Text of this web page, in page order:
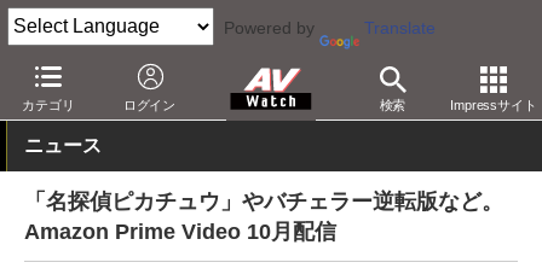
Powered by Translate
カテゴリ ログイン 検索 Impressサイト
AV Watch コンテンツ・サービス 映像配信 Amazonビデオ
ニュース
「名探偵ピカチュウ」やバチェラー逆転版など。
Amazon Prime Video 10月配信